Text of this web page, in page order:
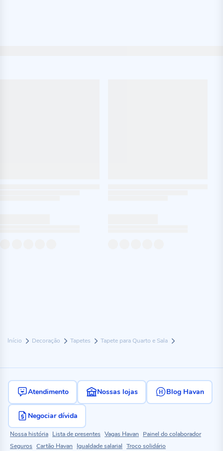
Início Decoração Tapetes Tapete para Quarto e Sala
Atendimento Nossas lojas Blog Havan
Negociar dívida
Nossa história Lista de presentes Vagas Havan
Painel do colaborador
Seguros Cartão Havan Igualdade salarial Troco solidário